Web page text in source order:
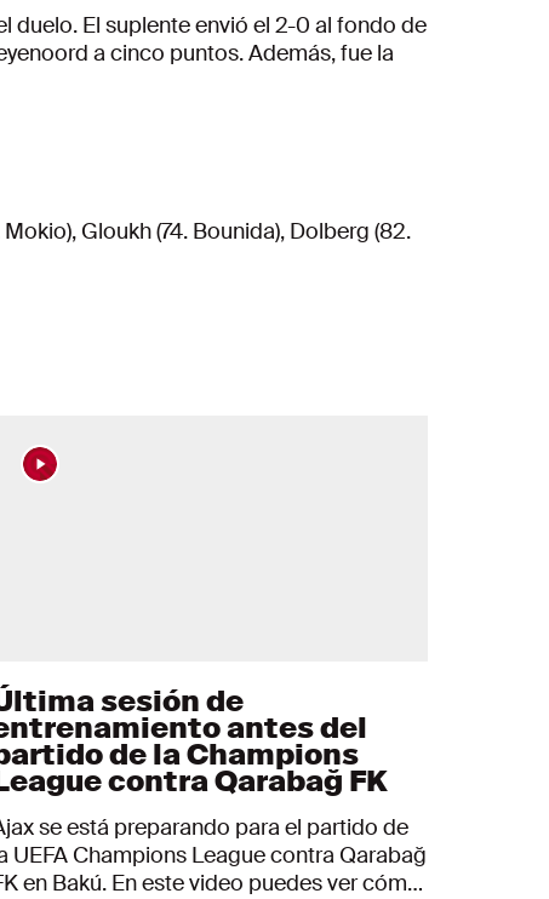
duelo. El suplente envió el 2-0 al fondo de
a cinco puntos.Además, fue la
Gloukh (74. Bounida), Dolberg (82.
sesión de
antes del
de la Champions
contra Qarabağ FK
se está preparando para el partido de
UEFA Champions League contra Qarabağ
en Bakú. En este video puedes ver cómo